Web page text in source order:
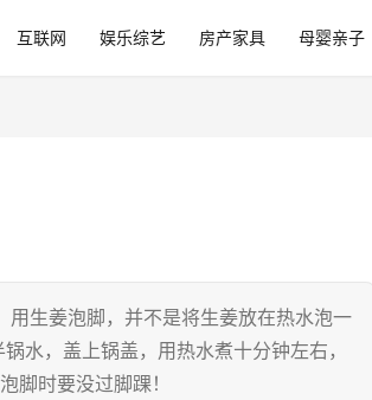
互联网 娱乐综艺 房产家具 母婴亲子
生姜泡脚，并不是将生姜放在热水泡一
水，盖上锅盖，用热水煮十分钟左右，
时要没过脚踝！